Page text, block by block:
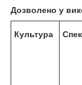
Дозволено у
Культура